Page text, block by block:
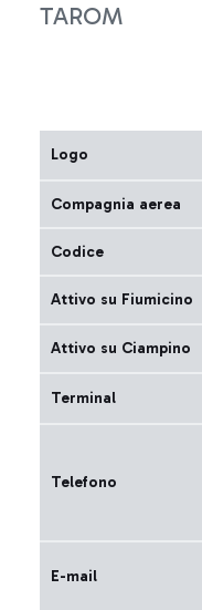
TAROM
Logo
Compagnia aerea
Codice
Attivo su Fiumicino
Attivo su Ciampino
Terminal
Telefono
E-mail